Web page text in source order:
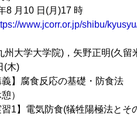
8 月10 日(月)17 時
www.jcorr.or.jp/shibu/
州大学大学院)，矢野正明(久留
(木)
】腐食反応の基礎・防食法
）
1】電気防食(犠牲陽極法と